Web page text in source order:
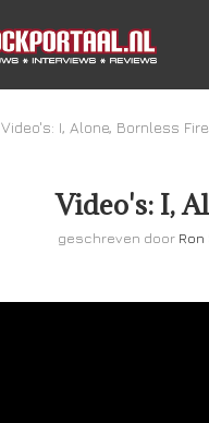
Video's: I, Alone, Bornless
Video's: I,
geschreven door